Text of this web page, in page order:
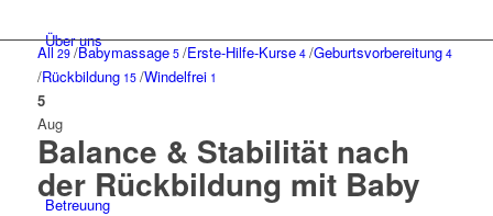
Über uns
Betreuung
All 29 /Babymassage5 /Erste-Hilfe-Kurse4 /Geburtsvorbereitung4
/Rückbildung15 /Windelfrei1
5
Aug
Balance & Stabilität nach
der Rückbildung mit Baby